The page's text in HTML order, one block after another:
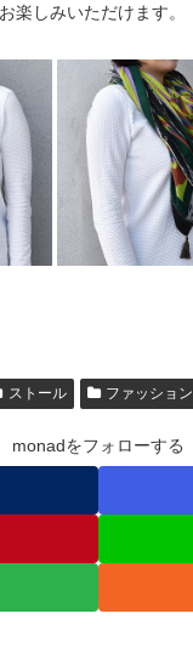
楽しみいただけます。
ストール ファッション
monadをフォローする